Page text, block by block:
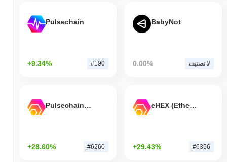
Pulsechain
+9.34% #190
BabyNot
0.00% لا تصنيف
Pulsechain Bridged HEX (Pulsechain)
+28.60% #6260
eHEX (Ethereum)
+29.43% #6356